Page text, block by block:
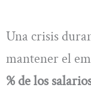
Una crisis
mantener el
% de los